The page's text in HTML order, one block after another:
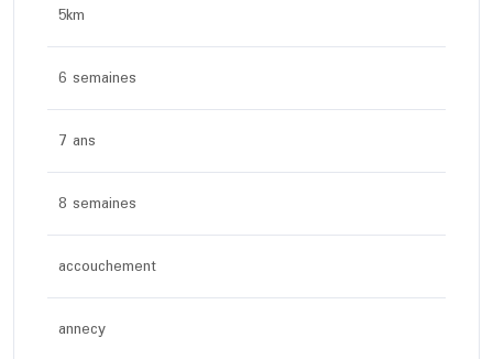
5km
6 semaines
7 ans
8 semaines
accouchement
annecy